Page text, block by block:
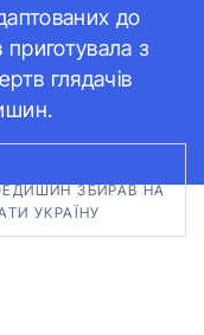
до
приготувала з
глядачів
ЗБИРАВ НА
УКРАЇНУ